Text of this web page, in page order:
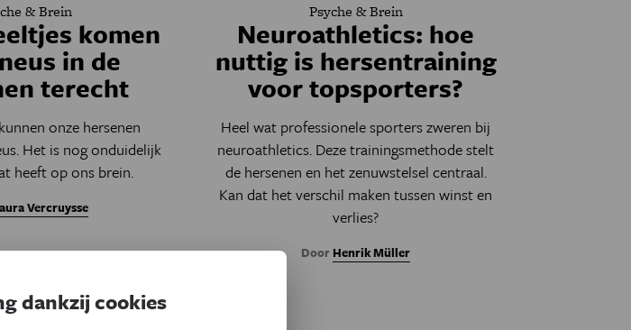
& Brein
komen
in de
terecht
onze hersenen
Het is nog onduidelijk
heeft op ons brein.
Vercruysse
Psyche & Brein
Neuroathletics: hoe
nuttig is hersentraining
voor topsporters?
Heel wat professionele sporters zweren bij
neuroathletics. Deze trainingsmethode stelt
de hersenen en het zenuwstelsel centraal.
Kan dat het verschil maken tussen winst en
verlies?
Door Henrik Müller
dankzij cookies